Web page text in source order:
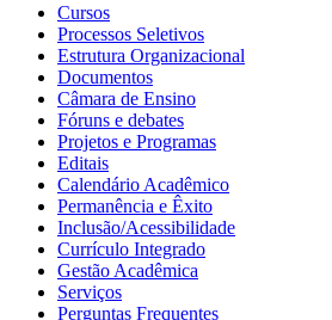
Cursos
Processos Seletivos
Estrutura Organizacional
Documentos
Câmara de Ensino
Fóruns e debates
Projetos e Programas
Editais
Calendário Acadêmico
Permanência e Êxito
Inclusão/Acessibilidade
Currículo Integrado
Gestão Acadêmica
Serviços
Perguntas Frequentes